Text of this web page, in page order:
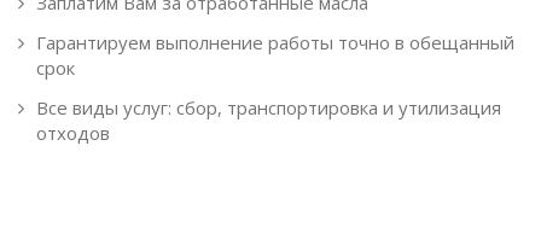
Гарантируем выполнение работы точно в обещанный
срок
Все виды услуг: сбор, транспортировка и утилизация
отходов